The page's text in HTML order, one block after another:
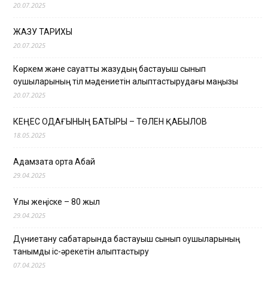
20.07.2025
ЖАЗУ ТАРИХЫ
20.07.2025
Көркем және сауатты жазудың бастауыш сынып
оқушыларының тіл мәдениетін қалыптастырудағы маңызы
20.07.2025
КЕҢЕС ОДАҒЫНЫҢ БАТЫРЫ – ТӨЛЕН ҚАБЫЛОВ
18.05.2025
Адамзатқа ортақ Абай
29.04.2025
Ұлы жеңіске – 80 жыл
29.04.2025
Дүниетану сабақтарында бастауыш сынып оқушыларының
танымдық іс-әрекетін қалыптастыру
07.04.2025